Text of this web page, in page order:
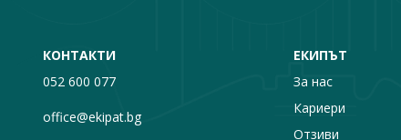
КОНТАКТИ
052 600 077
office@ekipat.bg
ЕКИПЪТ
За нас
Кариери
Отзиви